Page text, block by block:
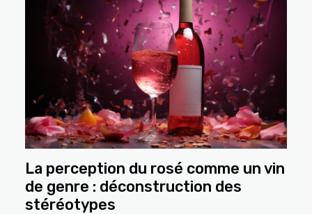
La perception du rosé comme un vin
de genre : déconstruction des
stéréotypes